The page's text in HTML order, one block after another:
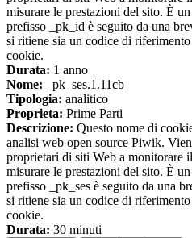
misurare le prestazioni del sito. È
prefisso _pk_id è seguito da una
si ritiene sia un codice di
cookie.
Durata: 1 anno
Nome: _pk_ses.1.11cb
Tipologia: analitico
Proprieta: Prime Parti
Descrizione: Questo nome di
analisi web open source Piwik.
proprietari di siti Web a monitorare
misurare le prestazioni del sito. È
prefisso _pk_ses è seguito da una
si ritiene sia un codice di
cookie.
Durata: 30 minuti